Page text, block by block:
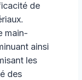
de
main-
ainsi
les
des